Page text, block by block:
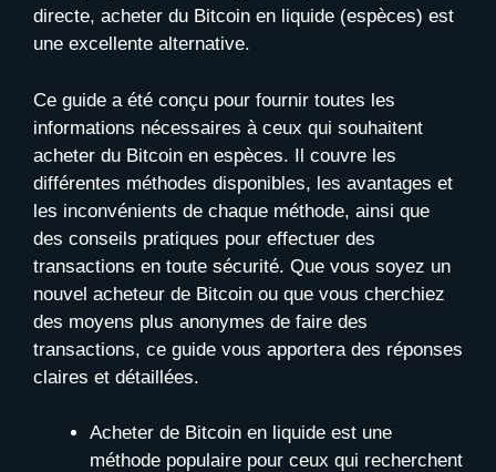
directe, acheter du Bitcoin en liquide (espèces) est
une excellente alternative.
Ce guide a été conçu pour fournir toutes les
informations nécessaires à ceux qui souhaitent
acheter du Bitcoin en espèces. Il couvre les
différentes méthodes disponibles, les avantages et
les inconvénients de chaque méthode, ainsi que
des conseils pratiques pour effectuer des
transactions en toute sécurité. Que vous soyez un
nouvel acheteur de Bitcoin ou que vous cherchiez
des moyens plus anonymes de faire des
transactions, ce guide vous apportera des réponses
claires et détaillées.
Acheter de Bitcoin en liquide est une
méthode populaire pour ceux qui recherchent